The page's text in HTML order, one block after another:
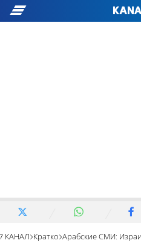
7 КАНАЛ Кратко Арабские СМИ: Израильские